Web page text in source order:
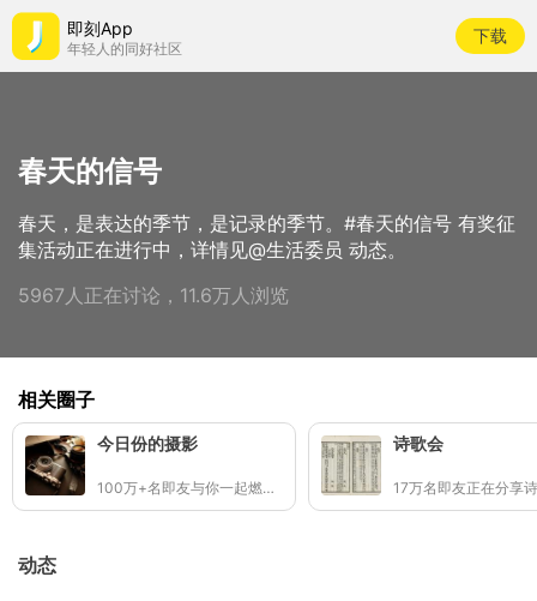
即刻App
年轻人的同好社区
下载
春天的信号
春天，是表达的季节，是记录的季节。#春天的信号 有奖征
集活动正在进行中，详情见@生活委员 动态。
5967人正在讨论，11.6万人浏览
相关圈子
今日份的摄影
100万+名即友与你一起燃烧快门(๑ •̀∀-)و✧
诗歌会
17万名即友正在分享
动态